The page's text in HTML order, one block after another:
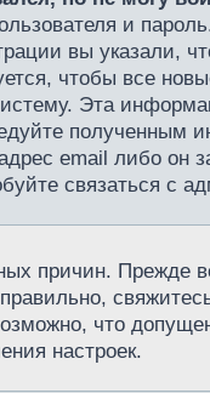
и
вы указали,
чтобы все
Эта
полученным
email либо он
связаться с
причин. Прежде
что
настроек.